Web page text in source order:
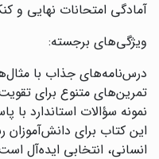
آمادگی امتحانات نهایی و
ویژگی‌های برجسته:
درس‌نامه‌های جذاب با
تمرین‌های متنوع برای
نمونه سؤالات استاندارد
این کتاب برای دانش‌آموزان
انسانی، انتخابی ایده‌آل